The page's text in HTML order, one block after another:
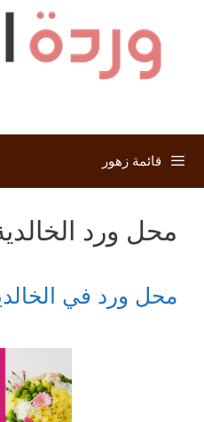
قائمة زهور
محل ورد
محل ورد في